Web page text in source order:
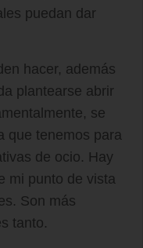
puedan dar
hacer, además
plantearse abrir
se
que tenemos para
de ocio. Hay
mi punto de vista
Son más
tanto.